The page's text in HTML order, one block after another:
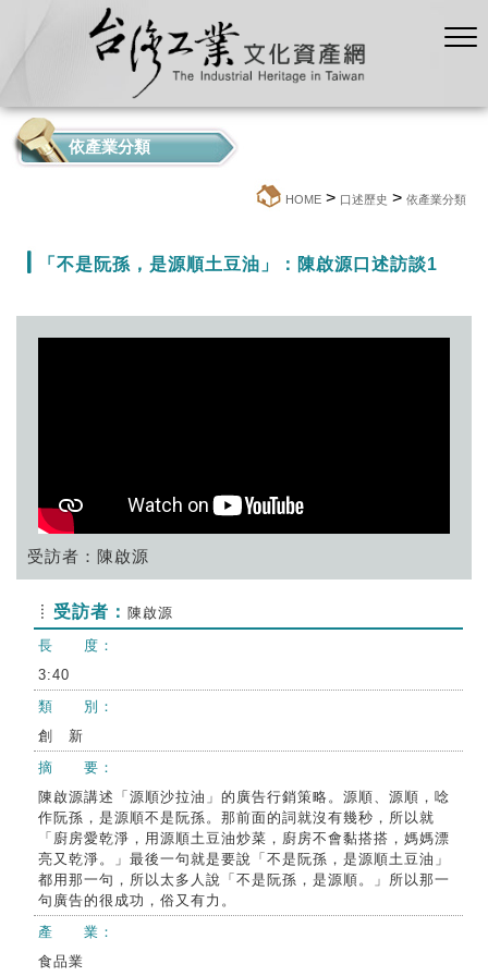
依產業分類
HOME > 口述歷史 > 依產業分類
「不是阮孫，是源順土豆油」：陳啟源口述訪談1
受訪者：陳啟源
受訪者： 陳啟源
長 度：
3:40
類 別：
創 新
摘 要：
陳啟源講述「源順沙拉油」的廣告行銷策略。源順、源順，唸
作阮孫，是源順不是阮孫。那前面的詞就沒有幾秒，所以就
「廚房愛乾淨，用源順土豆油炒菜，廚房不會黏搭搭，媽媽漂
亮又乾淨。」最後一句就是要說「不是阮孫，是源順土豆油」
都用那一句，所以太多人說「不是阮孫，是源順。」所以那一
句廣告的很成功，俗又有力。
產 業：
食品業